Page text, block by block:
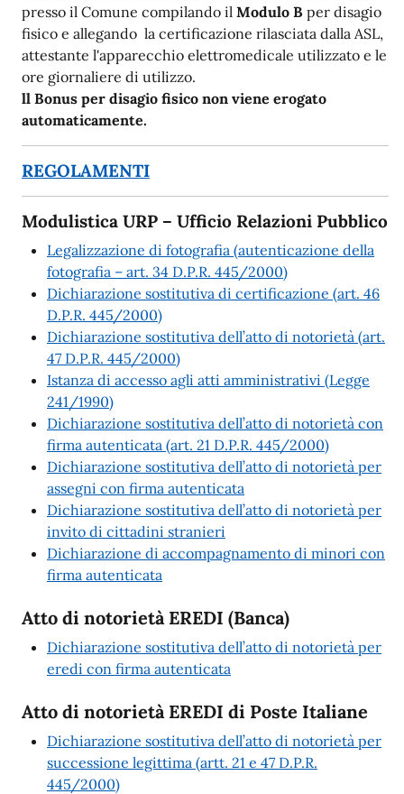
presso il Comune compilando il Modulo B per disagio
fisico e allegando la certificazione rilasciata dalla ASL,
attestante l'apparecchio elettromedicale utilizzato e le
ore giornaliere di utilizzo.
ll Bonus per disagio fisico non viene erogato
automaticamente.
REGOLAMENTI
Modulistica URP – Ufficio Relazioni Pubblico
Legalizzazione di fotografia (autenticazione della
fotografia – art. 34 D.P.R. 445/2000)
Dichiarazione sostitutiva di certificazione (art. 46
D.P.R. 445/2000)
Dichiarazione sostitutiva dell’atto di notorietà (art.
47 D.P.R. 445/2000)
Istanza di accesso agli atti amministrativi (Legge
241/1990)
Dichiarazione sostitutiva dell’atto di notorietà con
firma autenticata (art. 21 D.P.R. 445/2000)
Dichiarazione sostitutiva dell’atto di notorietà per
assegni con firma autenticata
Dichiarazione sostitutiva dell’atto di notorietà per
invito di cittadini stranieri
Dichiarazione di accompagnamento di minori con
firma autenticata
Atto di notorietà EREDI (Banca)
Dichiarazione sostitutiva dell’atto di notorietà per
eredi con firma autenticata
Atto di notorietà EREDI di Poste Italiane
Dichiarazione sostitutiva dell’atto di notorietà per
successione legittima (artt. 21 e 47 D.P.R.
445/2000)